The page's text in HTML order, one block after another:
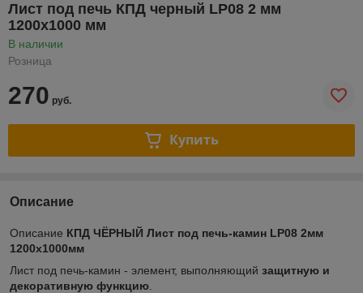
Лист под печь КПД черный LP08 2 мм
1200х1000 мм
В наличии
Розница
270 руб.
Купить
Описание
Описание КПД ЧЁРНЫЙ Лист под печь-камин LP08 2мм
1200х1000мм
Лист под печь-камин - элемент, выполняющий защитную и
декоративную функцию